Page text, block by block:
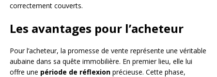
correctement couverts.
Les avantages pour l’acheteur
Pour l’acheteur, la promesse de vente représente une véritable
aubaine dans sa quête immobilière. En premier lieu, elle lui
offre une période de réflexion précieuse. Cette phase,